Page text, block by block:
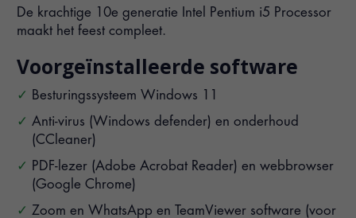
De krachtige 10e generatie Intel Pentium i5 Processor
maakt het feest compleet.
Voorgeïnstalleerde software
Besturingssysteem Windows 11
Anti-virus (Windows defender) en onderhoud
(CCleaner)
PDF-lezer (Adobe Acrobat Reader) en webbrowser
(Google Chrome)
Zoom en WhatsApp en TeamViewer software (voor